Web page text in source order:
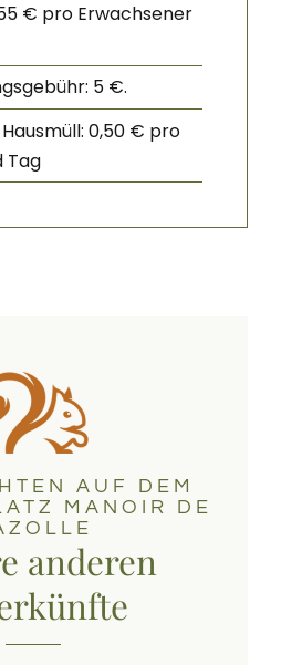
€ pro Erwachsener
5 €.
0,50 € pro
Tag
AUF DEM
MANOIR DE
anderen